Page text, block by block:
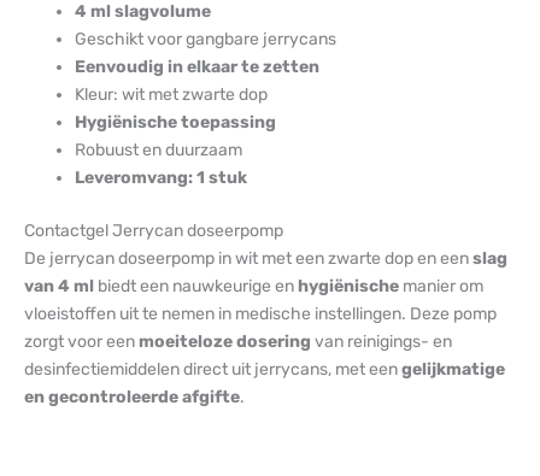
4 ml slagvolume
Geschikt voor gangbare jerrycans
Eenvoudig in elkaar te zetten
Kleur: wit met zwarte dop
Hygiënische toepassing
Robuust en duurzaam
Leveromvang: 1 stuk
Contactgel Jerrycan doseerpomp
De jerrycan doseerpomp in wit met een zwarte dop en eenslag
van 4 ml biedt een nauwkeurige en hygiënische manier om
vloeistoffen uit te nemen in medische instellingen. Deze pomp
zorgt voor eenmoeiteloze dosering van reinigings- en
desinfectiemiddelen direct uit jerrycans, met eengelijkmatige
en gecontroleerde afgifte.